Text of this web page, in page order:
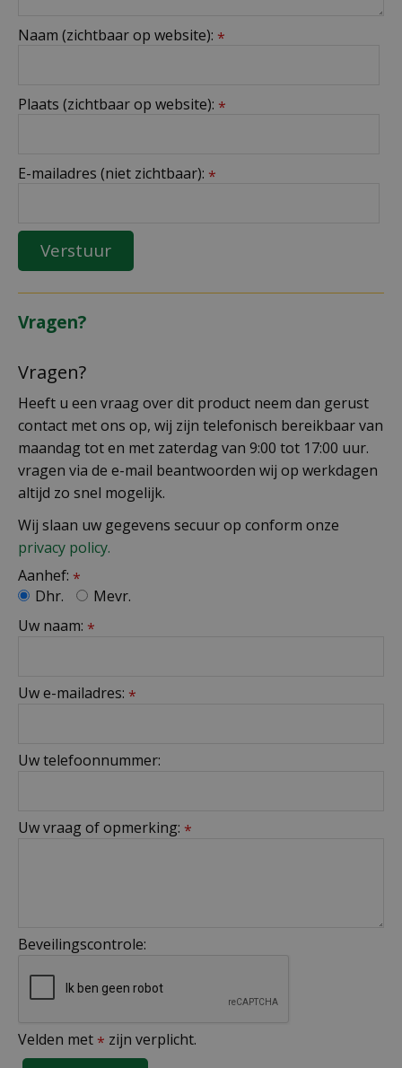
Naam (zichtbaar op website): *
Plaats (zichtbaar op website): *
E-mailadres (niet zichtbaar): *
Vragen?
Vragen?
Heeft u een vraag over dit product neem dan gerust
contact met ons op, wij zijn telefonisch bereikbaar van
maandag tot en met zaterdag van 9:00 tot 17:00 uur.
vragen via de e-mail beantwoorden wij op werkdagen
altijd zo snel mogelijk.
Wij slaan uw gegevens secuur op conform onze
privacy policy.
Aanhef: *
Dhr.
Mevr.
Uw naam: *
Uw e-mailadres: *
Uw telefoonnummer:
Uw vraag of opmerking: *
Beveilingscontrole:
Velden met * zijn verplicht.